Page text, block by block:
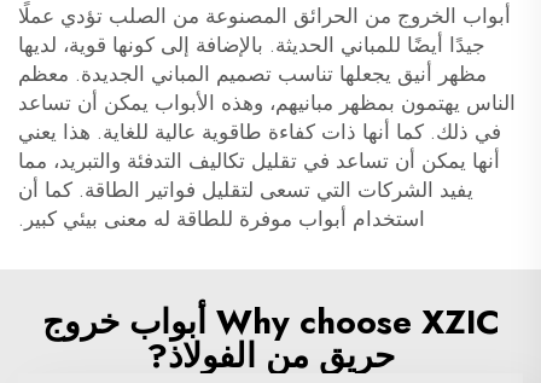
أبواب الخروج من الحرائق المصنوعة من الصلب تؤدي عملًا
جيدًا أيضًا للمباني الحديثة. بالإضافة إلى كونها قوية، لديها
مظهر أنيق يجعلها تناسب تصميم المباني الجديدة. معظم
الناس يهتمون بمظهر مبانيهم، وهذه الأبواب يمكن أن تساعد
في ذلك. كما أنها ذات كفاءة طاقوية عالية للغاية. هذا يعني
أنها يمكن أن تساعد في تقليل تكاليف التدفئة والتبريد، مما
يفيد الشركات التي تسعى لتقليل فواتير الطاقة. كما أن
استخدام أبواب موفرة للطاقة له معنى بيئي كبير.
Why choose XZIC أبواب خروج
حريق من الفولاذ?